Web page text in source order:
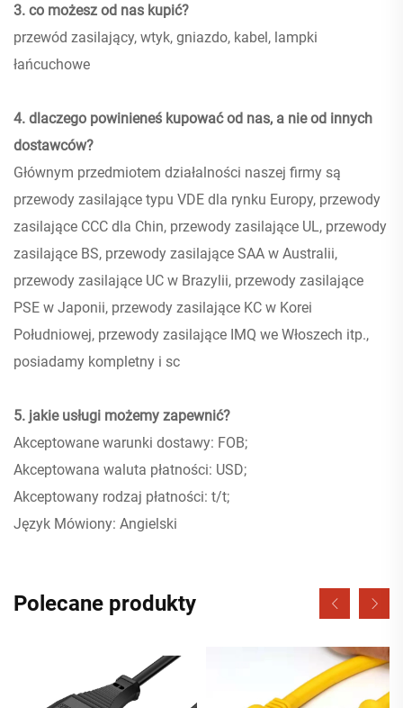
3. co możesz od nas kupić?
przewód zasilający, wtyk, gniazdo, kabel, lampki
łańcuchowe
4. dlaczego powinieneś kupować od nas, a nie od innych
dostawców?
Głównym przedmiotem działalności naszej firmy są
przewody zasilające typu VDE dla rynku Europy, przewody
zasilające CCC dla Chin, przewody zasilające UL, przewody
zasilające BS, przewody zasilające SAA w Australii,
przewody zasilające UC w Brazylii, przewody zasilające
PSE w Japonii, przewody zasilające KC w Korei
Południowej, przewody zasilające IMQ we Włoszech itp.,
posiadamy kompletny i sc
5. jakie usługi możemy zapewnić?
Akceptowane warunki dostawy: FOB;
Akceptowana waluta płatności: USD;
Akceptowany rodzaj płatności: t/t;
Język Mówiony: Angielski
Polecane produkty